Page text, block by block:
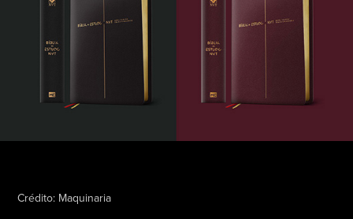
Crédito: Maquinaria